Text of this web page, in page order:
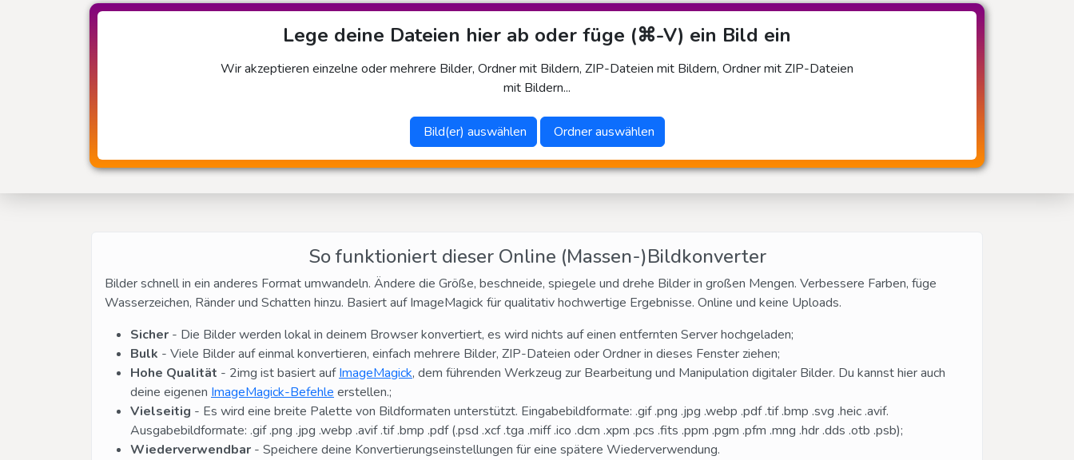
Lege deine Dateien hier ab oder füge (⌘-V) ein Bild ein
Wir akzeptieren einzelne oder mehrere Bilder, Ordner mit Bildern, ZIP-Dateien mit Bildern, Ordner mit ZIP-Dateien
mit Bildern...
Bild(er) auswählen Ordner auswählen
So funktioniert dieser Online (Massen-)Bildkonverter
Bilder schnell in ein anderes Format umwandeln. Ändere die Größe, beschneide, spiegele und drehe Bilder in großen Mengen. Verbessere Farben, füge
Wasserzeichen, Ränder und Schatten hinzu. Basiert auf ImageMagick für qualitativ hochwertige Ergebnisse. Online und keine Uploads.
Sicher - Die Bilder werden lokal in deinem Browser konvertiert, es wird nichts auf einen entfernten Server hochgeladen;
Bulk - Viele Bilder auf einmal konvertieren, einfach mehrere Bilder, ZIP-Dateien oder Ordner in dieses Fenster ziehen;
Hohe Qualität - 2img ist basiert aufImageMagick, dem führenden Werkzeug zur Bearbeitung und Manipulation digitaler Bilder. Du kannst hier auch
deine eigenen ImageMagick-Befehle erstellen.;
Vielseitig - Es wird eine breite Palette von Bildformaten unterstützt. Eingabebildformate: .gif .png .jpg .webp .pdf .tif .bmp .svg .heic .avif.
Ausgabebildformate: .gif .png .jpg .webp .avif .tif .bmp .pdf (.psd .xcf .tga .miff .ico .dcm .xpm .pcs .fits .ppm .pgm .pfm .mng .hdr .dds .otb .psb);
Wiederverwendbar - Speichere deine Konvertierungseinstellungen für eine spätere Wiederverwendung.